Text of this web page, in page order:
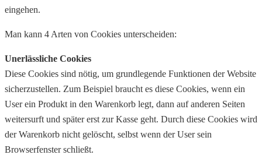
eingehen.
Man kann 4 Arten von Cookies unterscheiden:
Unerlässliche Cookies
Diese Cookies sind nötig, um grundlegende Funktionen der Website
sicherzustellen. Zum Beispiel braucht es diese Cookies, wenn ein
User ein Produkt in den Warenkorb legt, dann auf anderen Seiten
weitersurft und später erst zur Kasse geht. Durch diese Cookies wird
der Warenkorb nicht gelöscht, selbst wenn der User sein
Browserfenster schließt.